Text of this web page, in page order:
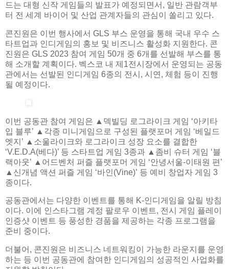
드는 대형 신작 게임들의 발표가 예정되면서, 일반 관람객부
터 전 세계 바이어 및 산업 관계자들의 관심이 쏠리고 있다.
콘진원은 이번 행사에서 GLS 부스 운영을 통해 국내 우수 스
타트업과 인디게임의 홍보 및 비즈니스 활성화 지원한다. 콘
진원은 GLS 2023 참여 게임 50개 중 6개를 선발해 부스를 통
해 소개할 계획이다. 벡스코 내 제1전시장에서 운영되는 공동
관에서는 선발된 인디게임 6종의 전시, 시연, 체험 등이 진행
될 예정이다.
이번 공동관 참여 게임은 ▲덱빌딩 로그라이크 게임 ‘아키타
입 블루’ ▲각종 미니게임으로 구성된 플랫포머 게임 ‘베일드
엣지’ ▲소울라이크와 로그라이크 성장 요소를 결합한
‘V.E.D.A(베다)’ 등 스타트업 게임 3종과 ▲좀비 슈터 게임 ‘블
랙아웃’ ▲어드벤처 퍼즐 플랫포머 게임 ‘안녕서울-이태원 편’
▲신개념 액션 퍼즐 게임 ‘바인(Vine)’ 등 예비 창업자 게임 3
종이다.
공동관에서는 다양한 이벤트를 통해 K-인디게임을 알릴 방침
이다. 이에 인스타그램 계정 팔로우 이벤트, 전시 게임 플레이
인증샷 이벤트 등 풍성한 경품을 제공하는 각종 프로그램을
준비 중이다.
더불어, 콘진원은 비즈니스 네트워킹이 가능한 라운지를 운영
하는 등 이번 공동관에 참여한 인디게임의 성공적인 사업화를